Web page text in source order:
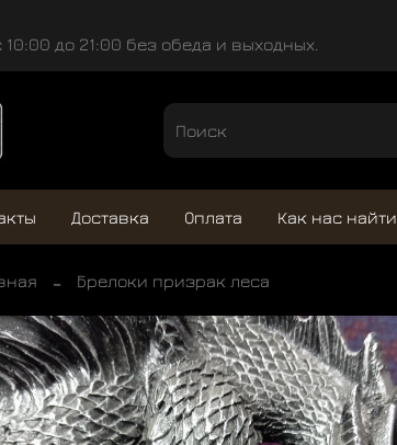
до 21:00 без обеда и выходных.
Доставка Оплата Как нас найти
Брелоки призрак леса